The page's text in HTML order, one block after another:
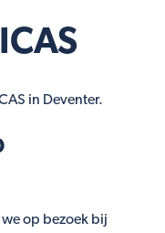
in Deventer.
op bezoek bij